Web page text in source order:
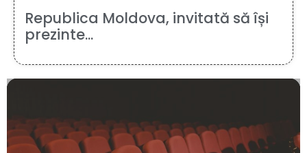
Republica Moldova, invitată să își
prezinte...